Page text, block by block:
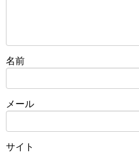
名前
メール
サイト